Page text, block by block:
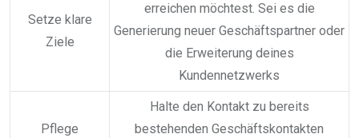
Setze klare
Ziele
erreichen möchtest. Sei es die
Generierung neuer Geschäftspartner oder
die Erweiterung deines
Kundennetzwerks
Pflege
Halte den Kontakt zu bereits
bestehenden Geschäftskontakten